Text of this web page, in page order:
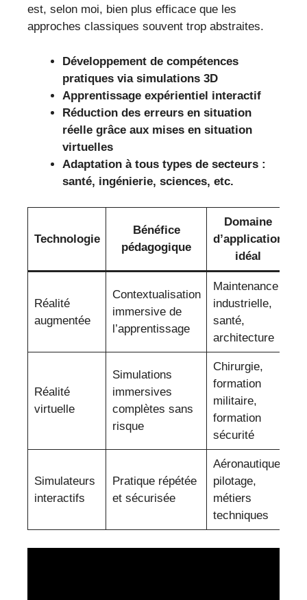
est, selon moi, bien plus efficace que les
approches classiques souvent trop abstraites.
Développement de compétences
pratiques via simulations 3D
Apprentissage expérientiel interactif
Réduction des erreurs en situation
réelle grâce aux mises en situation
virtuelles
Adaptation à tous types de secteurs :
santé, ingénierie, sciences, etc.
Technologie
Bénéfice
pédagogique
Domaine
d’application
idéal
Réalité
augmentée
Contextualisation
immersive de
l’apprentissage
Maintenance
industrielle,
santé,
architecture
Réalité
virtuelle
Simulations
immersives
complètes sans
risque
Chirurgie,
formation
militaire,
formation
sécurité
Simulateurs
interactifs
Pratique répétée
et sécurisée
Aéronautique,
pilotage,
métiers
techniques